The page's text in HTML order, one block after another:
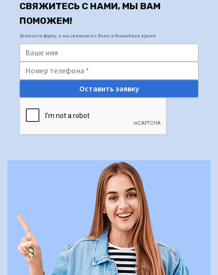
СВЯЖИТЕСЬ С НАМИ, МЫ ВАМ
ПОМОЖЕМ!
Заполните форму, и мы свяжемся с Вами в ближайшее время